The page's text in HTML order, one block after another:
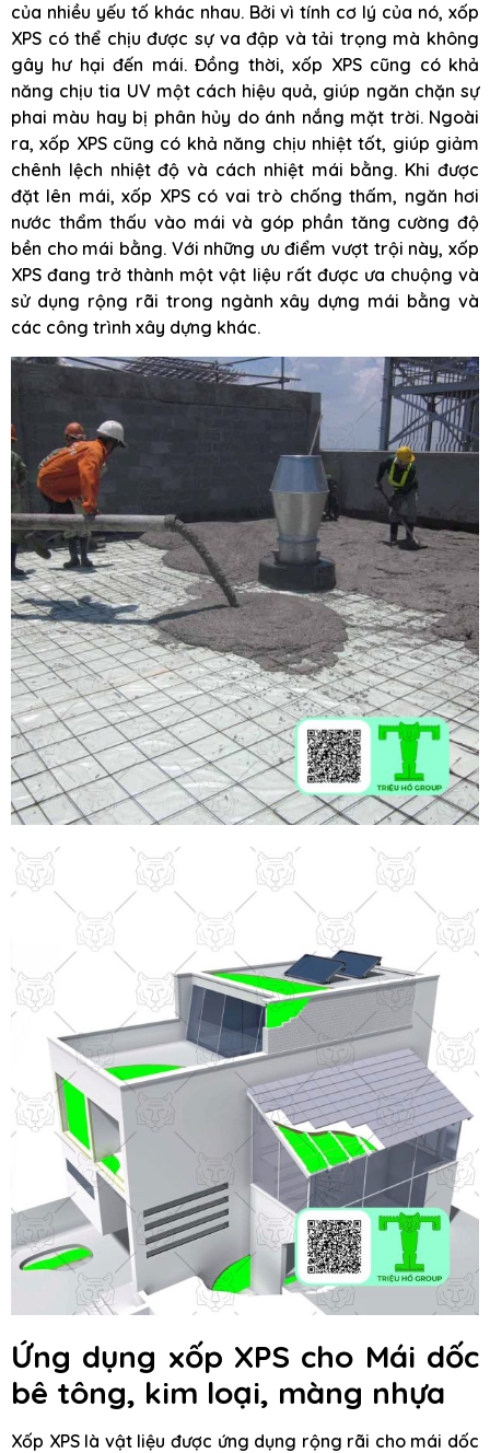
của nhiều yếu tố khác nhau. Bởi vì tính cơ lý của nó, xốp
XPS có thể chịu được sự va đập và tải trọng mà không
gây hư hại đến mái. Đồng thời, xốp XPS cũng có khả
năng chịu tia UV một cách hiệu quả, giúp ngăn chặn sự
phai màu hay bị phân hủy do ánh nắng mặt trời. Ngoài
ra, xốp XPS cũng có khả năng chịu nhiệt tốt, giúp giảm
chênh lệch nhiệt độ và cách nhiệt mái bằng. Khi được
đặt lên mái, xốp XPS có vai trò chống thấm, ngăn hơi
nước thẩm thấu vào mái và góp phần tăng cường độ
bền cho mái bằng. Với những ưu điểm vượt trội này, xốp
XPS đang trở thành một vật liệu rất được ưa chuộng và
sử dụng rộng rãi trong ngành xây dựng mái bằng và
các công trình xây dựng khác.
Ứng dụng xốp XPS cho Mái dốc
bê tông, kim loại, màng nhựa
Xốp XPS là vật liệu được ứng dụng rộng rãi cho mái dốc